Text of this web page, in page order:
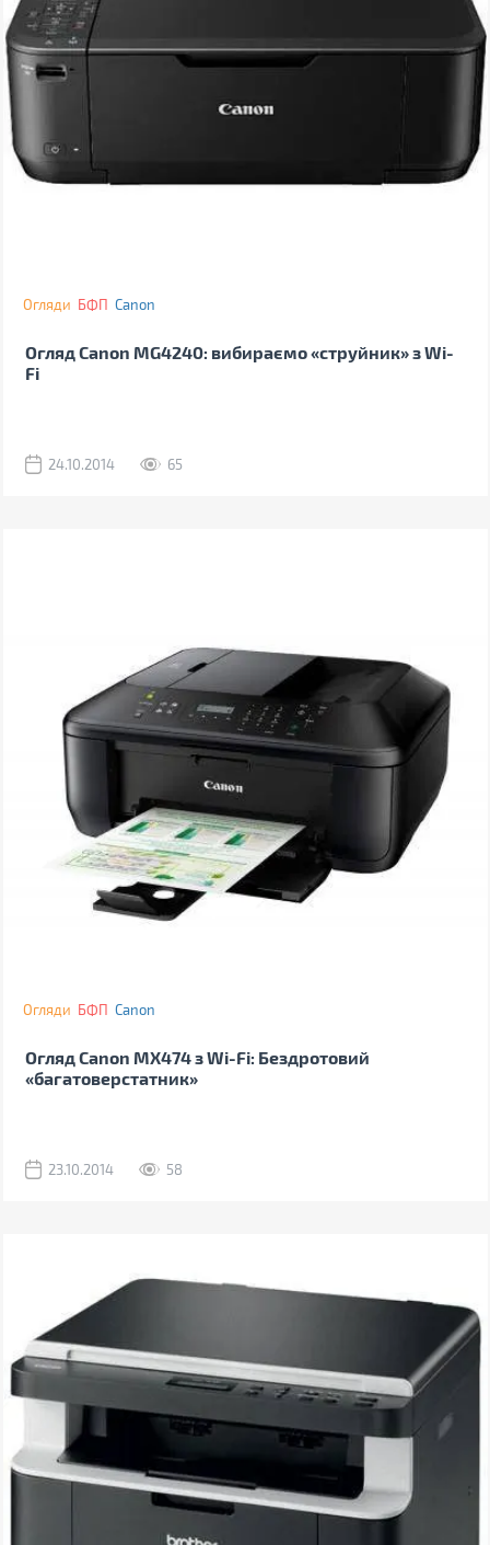
Огляди БФП Canon
Огляд Canon MG4240: вибираємо «струйник» з Wi-
Fi
24.10.2014 65
Огляди БФП Canon
Огляд Canon MX474 з Wi-Fi: Бездротовий
«багатоверстатник»
23.10.2014 58